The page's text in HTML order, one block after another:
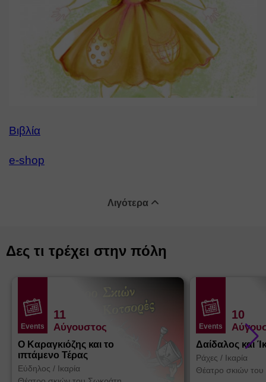
Βιβλία
e-shop
Λιγότερα
Δες τι τρέχει στην πόλη
Events
11
Αύγουστος
Ο Καραγκιόζης και το
ιπτάμενο Τέρας
Εύδηλος / Ικαρία
Events
10
Δαίδαλος και
Ράχες / Ικαρία
Θέατρο σκιών